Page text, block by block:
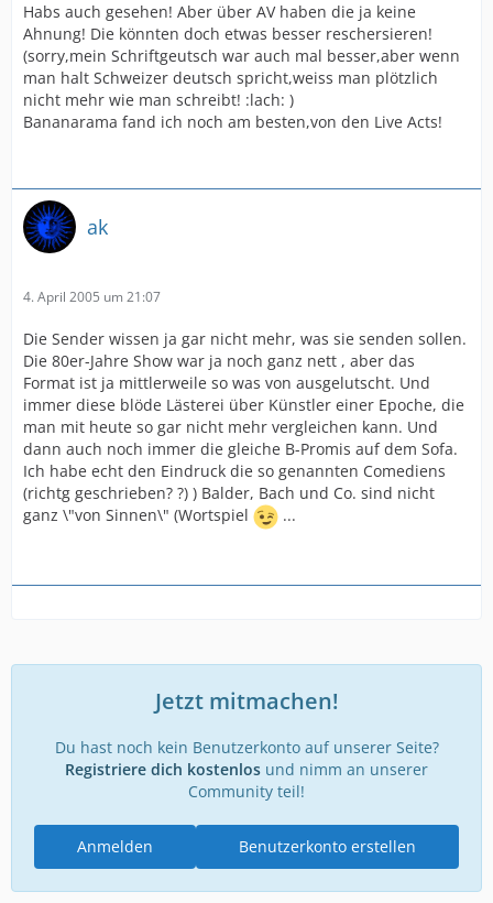
Habs auch gesehen! Aber über AV haben die ja keine
Ahnung! Die könnten doch etwas besser reschersieren!
(sorry,mein Schriftgeutsch war auch mal besser,aber wenn
man halt Schweizer deutsch spricht,weiss man plötzlich
nicht mehr wie man schreibt! :lach: )
Bananarama fand ich noch am besten,von den Live Acts!
ak
4. April 2005 um 21:07
Die Sender wissen ja gar nicht mehr, was sie senden sollen.
Die 80er-Jahre Show war ja noch ganz nett , aber das
Format ist ja mittlerweile so was von ausgelutscht. Und
immer diese blöde Lästerei über Künstler einer Epoche, die
man mit heute so gar nicht mehr vergleichen kann. Und
dann auch noch immer die gleiche B-Promis auf dem Sofa.
Ich habe echt den Eindruck die so genannten Comediens
(richtg geschrieben? ?) ) Balder, Bach und Co. sind nicht
ganz \"von Sinnen\" (Wortspiel
...
Jetzt mitmachen!
Du hast noch kein Benutzerkonto auf unserer Seite?
Registriere dich kostenlos und nimm an unserer
Community teil!
Benutzerkonto erstellen
Anmelden